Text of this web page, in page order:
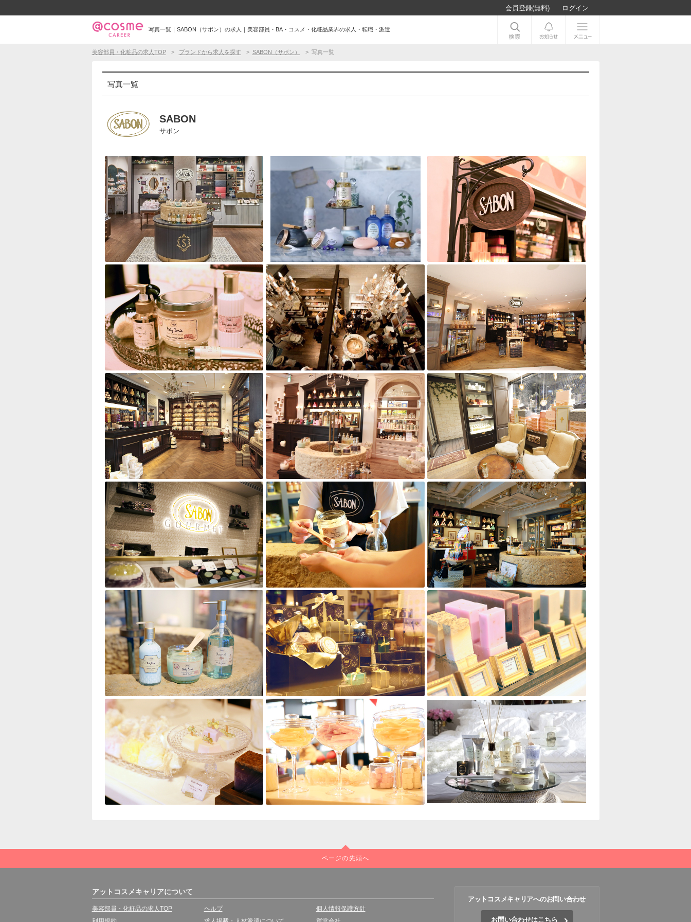
会員登録(無料) ログイン
写真一覧｜SABON（サボン）の求人｜美容部員・BA・コスメ・化粧品業界の求人・転職・派遣
美容部員・化粧品の求人TOP ブランドから求人を探す SABON（サボン） 写真一覧
写真一覧
SABON
サボン
ページの先頭へ
アットコスメキャリアへのお問い合わせ
お問い合わせはこちら
アットコスメキャリアについて
美容部員・化粧品の求人TOP ヘルプ
個人情報保護方針